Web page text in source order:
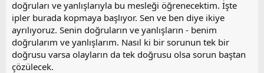
doğruları ve yanlışlarıyla bu mesleği öğrenecektim. İşte
ipler burada kopmaya başlıyor. Sen ve ben diye ikiye
ayrılıyoruz. Senin doğruların ve yanlışların - benim
doğrularım ve yanlışlarım. Nasıl ki bir sorunun tek bir
doğrusu varsa olayların da tek doğrusu olsa sorun baştan
çözülecek.